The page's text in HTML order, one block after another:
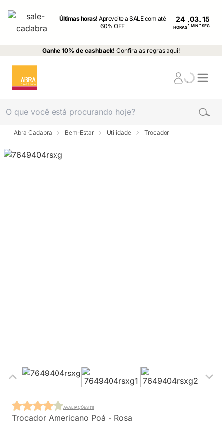
Últimas horas!Aproveite a SALE com até
60% OFF
24
HORAS: MIN : SEG
Ganhe 10% de cashback! Confira as regras aqui!
Abra Cadabra Bem-Estar Utilidade Trocador
Trocador Americano Poá - Rosa
AVALIAÇÕES (1)